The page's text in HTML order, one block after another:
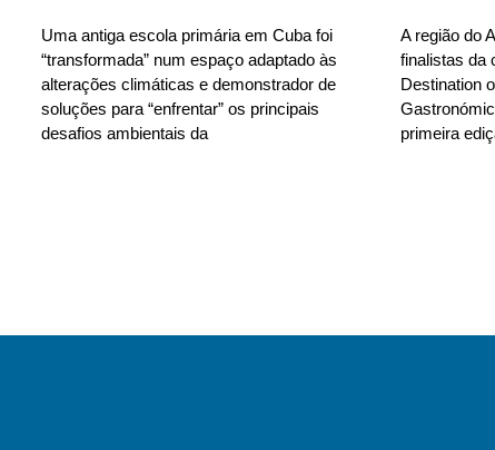
Uma antiga escola primária em Cuba foi
“transformada” num espaço adaptado às
alterações climáticas e demonstrador de
soluções para “enfrentar” os principais
desafios ambientais da
A região do
finalistas da
Destination
primeira